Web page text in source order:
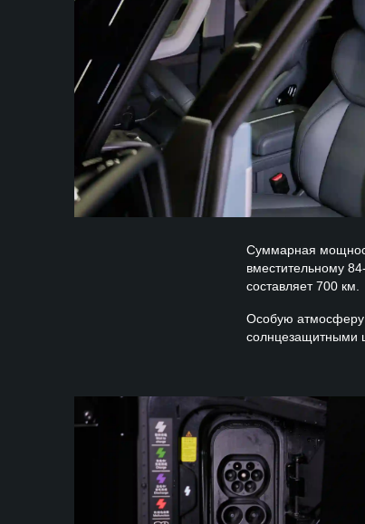
Суммарная
вместительному
составляет 700 км.
Особую атмосферу
солнцезащитными